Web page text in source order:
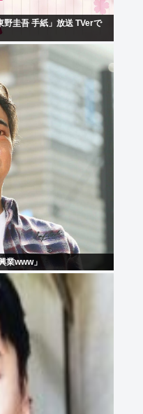
野圭吾 手紙」放送 TVerで
業www」